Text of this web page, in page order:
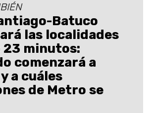
Batuco
las localidades
23 minutos:
comenzará a
a cuáles
de Metro se